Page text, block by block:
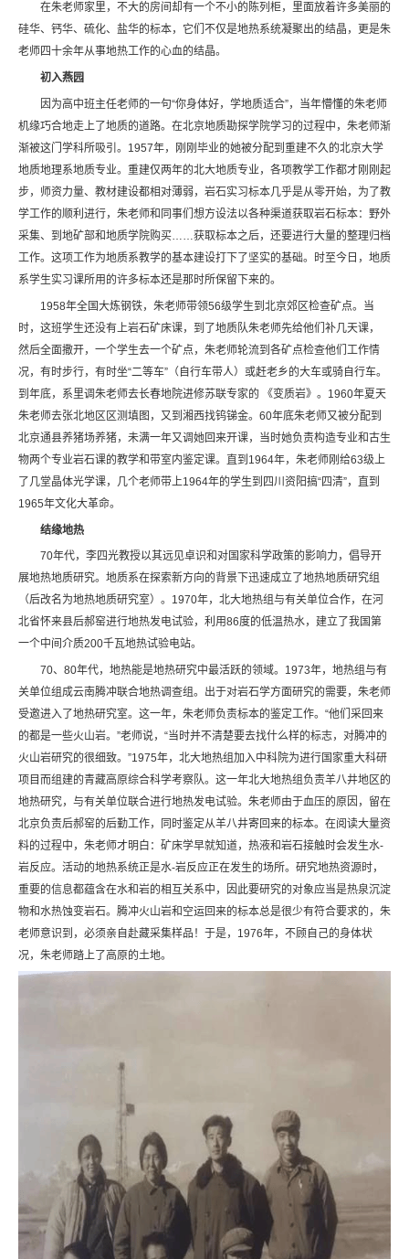
在朱老师家里，不大的房间却有一个不小的陈列柜，里面放着许多美丽的
硅华、钙华、硫化、盐华的标本，它们不仅是地热系统凝聚出的结晶，更是朱
老师四十余年从事地热工作的心血的结晶。
初入燕园
因为高中班主任老师的一句“你身体好，学地质适合”，当年懵懂的朱老师
机缘巧合地走上了地质的道路。在北京地质勘探学院学习的过程中，朱老师渐
渐被这门学科所吸引。1957年，刚刚毕业的她被分配到重建不久的北京大学
地质地理系地质专业。重建仅两年的北大地质专业，各项教学工作都才刚刚起
步，师资力量、教材建设都相对薄弱，岩石实习标本几乎是从零开始，为了教
学工作的顺利进行，朱老师和同事们想方设法以各种渠道获取岩石标本：野外
采集、到地矿部和地质学院购买……获取标本之后，还要进行大量的整理归档
工作。这项工作为地质系教学的基本建设打下了坚实的基础。时至今日，地质
系学生实习课所用的许多标本还是那时所保留下来的。
1958年全国大炼钢铁，朱老师带领56级学生到北京郊区检查矿点。当
时，这班学生还没有上岩石矿床课，到了地质队朱老师先给他们补几天课，
然后全面撒开，一个学生去一个矿点，朱老师轮流到各矿点检查他们工作情
况，有时步行，有时坐“二等车”（自行车带人）或赶老乡的大车或骑自行车。
到年底，系里调朱老师去长春地院进修苏联专家的 《变质岩》。1960年夏天
朱老师去张北地区区测填图，又到湘西找钨锑金。60年底朱老师又被分配到
北京通县养猪场养猪，未满一年又调她回来开课，当时她负责构造专业和古生
物两个专业岩石课的教学和带室内鉴定课。直到1964年，朱老师刚给63级上
了几堂晶体光学课，几个老师带上1964年的学生到四川资阳搞“四清”，直到
1965年文化大革命。
结缘地热
70年代，李四光教授以其远见卓识和对国家科学政策的影响力，倡导开
展地热地质研究。地质系在探索新方向的背景下迅速成立了地热地质研究组
（后改名为地热地质研究室）。1970年，北大地热组与有关单位合作，在河
北省怀来县后郝窑进行地热发电试验，利用86度的低温热水，建立了我国第
一个中间介质200千瓦地热试验电站。
70、80年代，地热能是地热研究中最活跃的领域。1973年，地热组与有
关单位组成云南腾冲联合地热调查组。出于对岩石学方面研究的需要，朱老师
受邀进入了地热研究室。这一年，朱老师负责标本的鉴定工作。“他们采回来
的都是一些火山岩。”老师说，“当时并不清楚要去找什么样的标志，对腾冲的
火山岩研究的很细致。”1975年，北大地热组加入中科院为进行国家重大科研
项目而组建的青藏高原综合科学考察队。这一年北大地热组负责羊八井地区的
地热研究，与有关单位联合进行地热发电试验。朱老师由于血压的原因，留在
北京负责后郝窑的后勤工作，同时鉴定从羊八井寄回来的标本。在阅读大量资
料的过程中，朱老师才明白：矿床学早就知道，热液和岩石接触时会发生水-
岩反应。活动的地热系统正是水-岩反应正在发生的场所。研究地热资源时，
重要的信息都蕴含在水和岩的相互关系中，因此要研究的对象应当是热泉沉淀
物和水热蚀变岩石。腾冲火山岩和空运回来的标本总是很少有符合要求的，朱
老师意识到，必须亲自赴藏采集样品！于是，1976年，不顾自己的身体状
况，朱老师踏上了高原的土地。